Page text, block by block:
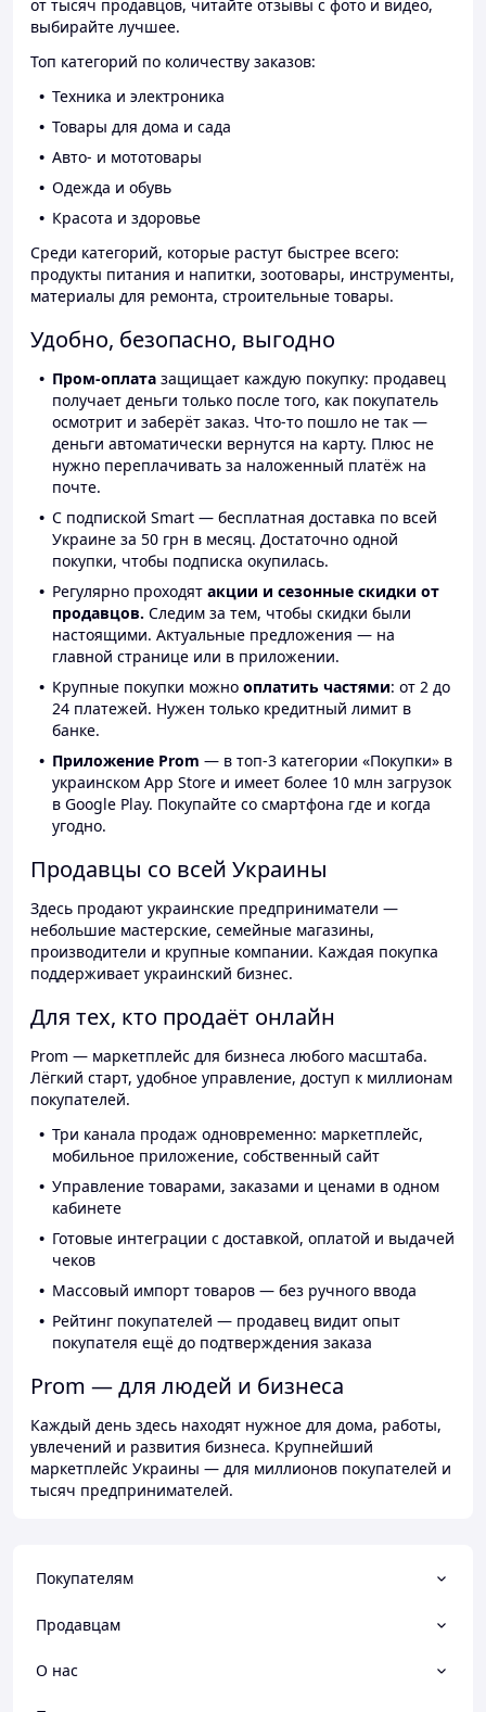
от тысяч продавцов, читайте отзывы с фото и видео,
выбирайте лучшее.
Топ категорий по количеству заказов:
Техника и электроника
Товары для дома и сада
Авто- и мототовары
Одежда и обувь
Красота и здоровье
Среди категорий, которые растут быстрее всего:
продукты питания и напитки, зоотовары, инструменты,
материалы для ремонта, строительные товары.
Удобно, безопасно, выгодно
Пром-оплата защищает каждую покупку: продавец
получает деньги только после того, как покупатель
осмотрит и заберёт заказ. Что-то пошло не так —
деньги автоматически вернутся на карту. Плюс не
нужно переплачивать за наложенный платёж на
почте.
С подпиской Smart — бесплатная доставка по всей
Украине за 50 грн в месяц. Достаточно одной
покупки, чтобы подписка окупилась.
Регулярно проходят акции и сезонные скидки от
продавцов. Следим за тем, чтобы скидки были
настоящими. Актуальные предложения — на
главной странице или в приложении.
Крупные покупки можно оплатить частями: от 2 до
24 платежей. Нужен только кредитный лимит в
банке.
Приложение Prom — в топ-3 категории «Покупки» в
украинском App Store и имеет более 10 млн загрузок
в Google Play. Покупайте со смартфона где и когда
угодно.
Продавцы со всей Украины
Здесь продают украинские предприниматели —
небольшие мастерские, семейные магазины,
производители и крупные компании. Каждая покупка
поддерживает украинский бизнес.
Для тех, кто продаёт онлайн
Prom — маркетплейс для бизнеса любого масштаба.
Лёгкий старт, удобное управление, доступ к миллионам
покупателей.
Три канала продаж одновременно: маркетплейс,
мобильное приложение, собственный сайт
Управление товарами, заказами и ценами в одном
кабинете
Готовые интеграции с доставкой, оплатой и выдачей
чеков
Массовый импорт товаров — без ручного ввода
Рейтинг покупателей — продавец видит опыт
покупателя ещё до подтверждения заказа
Prom — для людей и бизнеса
Каждый день здесь находят нужное для дома, работы,
увлечений и развития бизнеса. Крупнейший
маркетплейс Украины — для миллионов покупателей и
тысяч предпринимателей.
Покупателям
Продавцам
О нас